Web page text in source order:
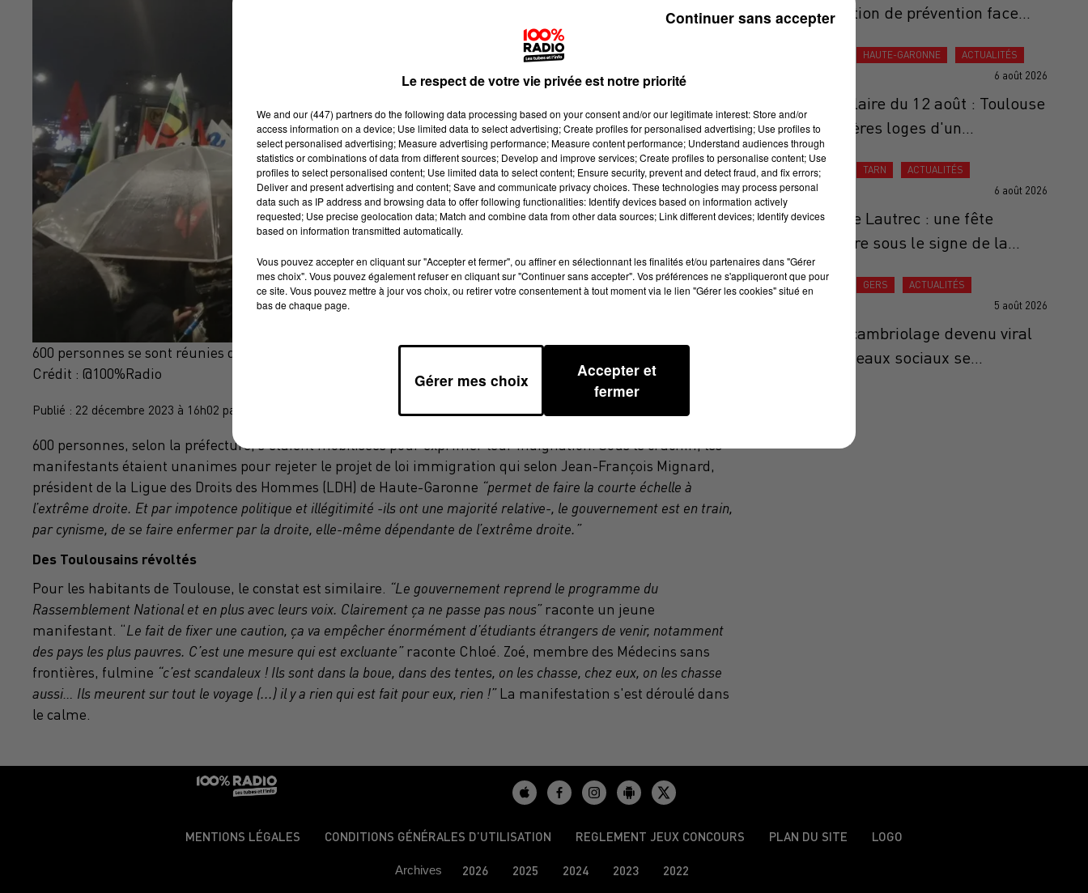
600 personnes se sont réunies dans le calme et la détermination
Crédit : @100%Radio
Publié : 22 décembre 2023 à 16h02 par Alex Jehanno
600 personnes, selon la préfecture, s'étaient mobilisées pour exprimer leur indignation. Sous le crachin, les
manifestants étaient unanimes pour rejeter le projet de loi immigration qui selon Jean-François Mignard,
président de la Ligue des Droits des Hommes (LDH) de Haute-Garonne “permet de faire la courte échelle à
l’extrême droite. Et par impotence politique et illégitimité -ils ont une majorité relative-, le gouvernement est en train,
par cynisme, de se faire enfermer par la droite, elle-même dépendante de l’extrême droite.”
Des Toulousains révoltés
Pour les habitants de Toulouse, le constat est similaire.
“Le gouvernement reprend le programme du
Rassemblement National et en plus avec leurs voix. Clairement ça ne passe pas nous”raconte un jeune
manifestant. “Le fait de fixer une caution, ça va empêcher énormément d’étudiants étrangers de venir, notamment
des pays les plus pauvres. C’est une mesure qui est excluante”raconte Chloé. Zoé, membre des Médecins sans
frontières, fulmine “c’est scandaleux ! Ils sont dans la boue, dans des tentes, on les chasse, chez eux, on les chasse
aussi… Ils meurent sur tout le voyage (...) il y a rien qui est fait pour eux, rien !”La manifestation s'est déroulé dans
le calme.
une opération de prévention face...
HAUTE-GARONNE ACTUALITÉS
6 août 2026
Éclipse solaire du 12 août : Toulouse
aux premières loges d'un...
ACTUALITÉS TARN ACTUALITÉS
6 août 2026
Ail Rose de Lautrec : une fête
anniversaire sous le signe de la...
ACTUALITÉS GERS ACTUALITÉS
5 août 2026
Gers : Le cambriolage devenu viral
sur les réseaux sociaux se...
MENTIONS LÉGALES CONDITIONS GÉNÉRALES D’UTILISATION REGLEMENT JEUX CONCOURS PLAN DU SITE LOGO
Archives 2026 2025 2024 2023 2022
Le respect de votre vie privée est notre priorité
We and our (447) partnersdo the following data processing based on your consent and/or our legitimate interest: Store and/or
access information on a device; Use limited data to select advertising; Create profiles for personalised advertising; Use profiles to
select personalised advertising; Measure advertising performance; Measure content performance; Understand audiences through
statistics or combinations of data from different sources; Develop and improve services; Create profiles to personalise content; Use
profiles to select personalised content; Use limited data to select content; Ensure security, prevent and detect fraud, and fix errors;
Deliver and present advertising and content; Save and communicate privacy choices. These technologies may process personal
data such as IP address and browsing data to offer following functionalities: Identify devices based on information actively
requested; Use precise geolocation data; Match and combine data from other data sources; Link different devices; Identify devices
based on information transmitted automatically.
Vous pouvez accepter en cliquant sur "Accepter et fermer", ou affiner en sélectionnant les finalités et/ou partenaires dans "Gérer
mes choix". Vous pouvez également refuser en cliquant sur "Continuer sans accepter". Vos préférences ne s'appliqueront que pour
ce site. Vous pouvez mettre à jour vos choix, ou retirer votre consentement à tout moment via le lien "Gérer les cookies" situé en
bas de chaque page.
Gérer mes choix
Accepter et
fermer
Continuer sans accepter